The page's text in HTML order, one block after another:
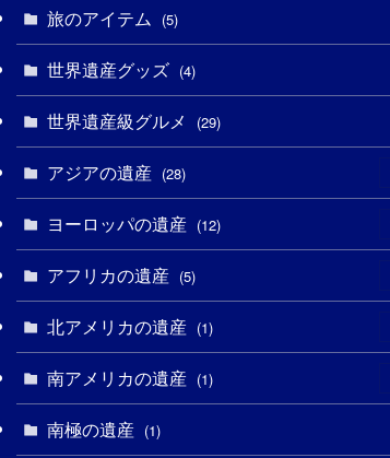
(14)
(18)
(3)
(7)
(3)
(13)
(2)
(5)
(16)
(62)
(2)
(1)
(9)
(5)
(2)
(2)
(1)
(1)
(1)
(7)
(2)
(27)
(5)
(19)
(8)
旅のアイテム (5)
世界遺産グッズ (4)
世界遺産級グルメ (29)
アジアの遺産 (28)
(1)
(1)
ヨーロッパの遺産 (12)
(2)
(1)
(1)
アフリカの遺産 (5)
(3)
北アメリカの遺産 (1)
(1)
(1)
南アメリカの遺産 (1)
(1)
南極の遺産 (1)